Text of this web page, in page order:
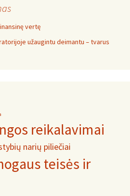
vertę
užaugintu deimantu – tvarus
reikalavimai
narių piliečiai
teisės ir